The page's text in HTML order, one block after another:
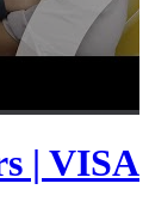
| VISA